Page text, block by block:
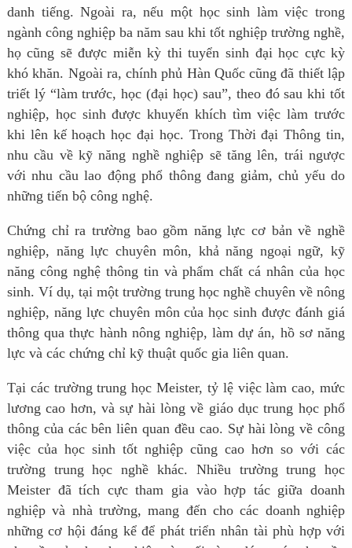
danh tiếng. Ngoài ra, nếu một học sinh làm việc trong
ngành công nghiệp ba năm sau khi tốt nghiệp trường nghề,
họ cũng sẽ được miễn kỳ thi tuyển sinh đại học cực kỳ
khó khăn. Ngoài ra, chính phủ Hàn Quốc cũng đã thiết lập
triết lý “làm trước, học (đại học) sau”, theo đó sau khi tốt
nghiệp, học sinh được khuyến khích tìm việc làm trước
khi lên kế hoạch học đại học. Trong Thời đại Thông tin,
nhu cầu về kỹ năng nghề nghiệp sẽ tăng lên, trái ngược
với nhu cầu lao động phổ thông đang giảm, chủ yếu do
những tiến bộ công nghệ.
Chứng chỉ ra trường bao gồm năng lực cơ bản về nghề
nghiệp, năng lực chuyên môn, khả năng ngoại ngữ, kỹ
năng công nghệ thông tin và phẩm chất cá nhân của học
sinh. Ví dụ, tại một trường trung học nghề chuyên về nông
nghiệp, năng lực chuyên môn của học sinh được đánh giá
thông qua thực hành nông nghiệp, làm dự án, hồ sơ năng
lực và các chứng chỉ kỹ thuật quốc gia liên quan.
Tại các trường trung học Meister, tỷ lệ việc làm cao, mức
lương cao hơn, và sự hài lòng về giáo dục trung học phổ
thông của các bên liên quan đều cao. Sự hài lòng về công
việc của học sinh tốt nghiệp cũng cao hơn so với các
trường trung học nghề khác. Nhiều trường trung học
Meister đã tích cực tham gia vào hợp tác giữa doanh
nghiệp và nhà trường, mang đến cho các doanh nghiệp
những cơ hội đáng kể để phát triển nhân tài phù hợp với